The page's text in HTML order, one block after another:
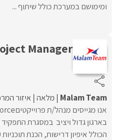
ומימושם במערכת כולל שיתוף ...
Manager
Malam Team מלאה איזור
בארגון גדול ויציב במסגרת
הכולל איפיון דרישות, הכנת